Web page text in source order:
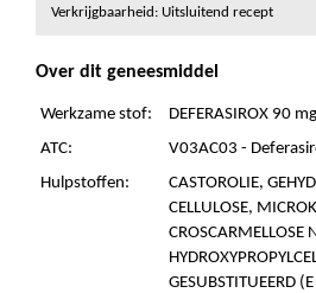
Verkrijgbaarheid: Uitsluitend recept
Over dit geneesmiddel
Werkzame stof:
DEFERASIROX 90
ATC:
V03AC03 -
Hulpstoffen:
CASTOROLIE,
CELLULOSE,
GESUBSTITUEERD